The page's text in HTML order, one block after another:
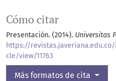
Cómo citar
Presentación. (2014). Universitas
https://
cle/view/11763
Más formatos de cita